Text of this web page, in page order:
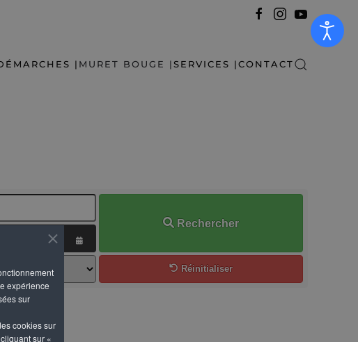
expérience
sur
cookies sur
sur «
| MURET BOUGE |SERVICES |CONTACT
OUVRIR LE CALENDRIER
Rechercher
Réinitialiser